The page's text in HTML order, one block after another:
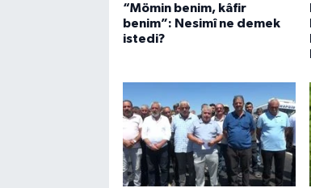
“Mömin benim, kâfir
benim”: Nesimî ne demek
istedi?